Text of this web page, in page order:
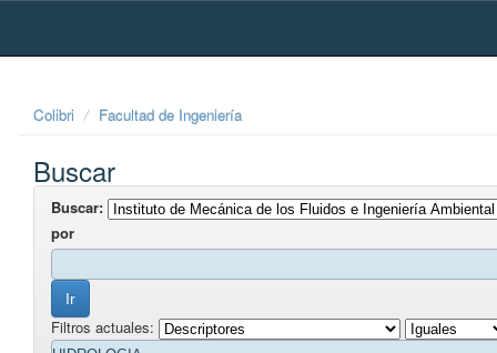
Skip
Colibri Facultad de Ingeniería
Buscar
Buscar:
por
Filtros actuales: